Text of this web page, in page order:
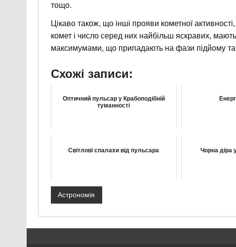
тощо.
Цікаво також, що інші прояви кометної активності,
комет і число серед них найбільш яскравих,
максимумами, що припадають на фази підйому та
Схожі записи:
Оптичний пульсар у Крабоподібній
туманності
Світлові спалахи від пульсара Чорна діра
Астрономія